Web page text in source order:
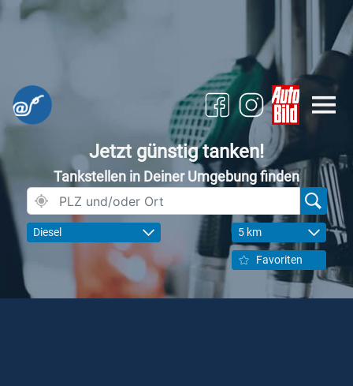
Jetzt günstig tanken!
Tankstellen in Deiner Umgebung finden
Diesel 5 km
Favoriten